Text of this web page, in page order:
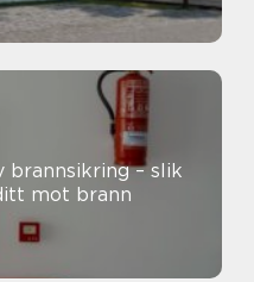
brannsikring – slik
mot brann